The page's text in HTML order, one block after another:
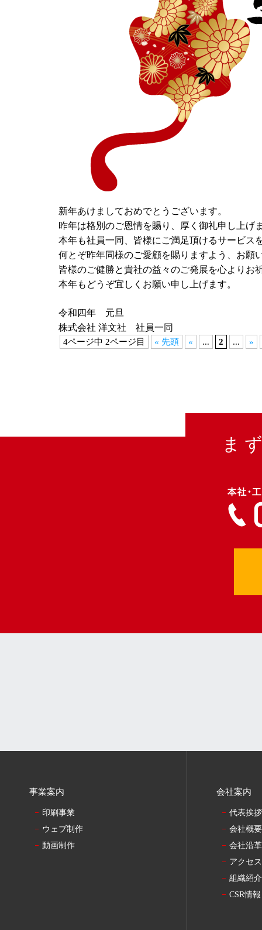
新年あけましておめでとうございます。
昨年は格別のご恩情を賜り、厚く御礼申し上げ
本年も社員一同、皆様にご満足頂けるサービス
何とぞ昨年同様のご愛顧を賜りますよう、お願
皆様のご健勝と貴社の益々のご発展を心よりお
本年もどうぞ宜しくお願い申し上げます。
令和四年 元旦
株式会社 洋文社 社員一同
4ページ中 2ページ目 « 先頭 « ... 2 ... »
ま
事業案内
印刷事業
ウェブ制作
動画制作
会社案内
代表挨拶
会社概要
会社沿革
アクセス
組織紹介
CSR情報